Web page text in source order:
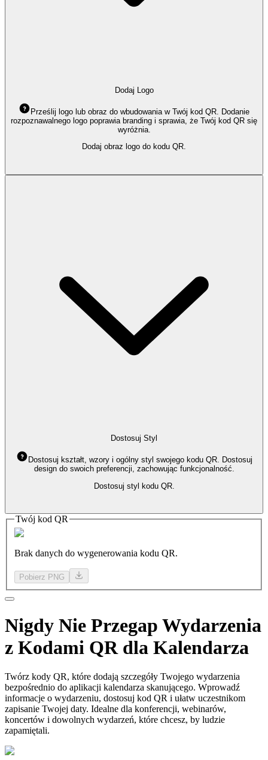
Dodaj Logo
Prześlij logo lub obraz do wbudowania w Twój kod QR. Dodanie
rozpoznawalnego logo poprawia branding i sprawia, że Twój kod QR się
wyróżnia.
Dodaj obraz logo do kodu QR.
Dostosuj Styl
Dostosuj kształt, wzory i ogólny styl swojego kodu QR. Dostosuj
design do swoich preferencji, zachowując funkcjonalność.
Dostosuj styl kodu QR.
Twój kod QR
Brak danych do wygenerowania kodu QR.
Pobierz PNG
Nigdy Nie Przegap Wydarzenia
z Kodami QR dla Kalendarza
Twórz kody QR, które dodają szczegóły Twojego wydarzenia
bezpośrednio do aplikacji kalendarza skanującego. Wprowadź
informacje o wydarzeniu, dostosuj kod QR i ułatw uczestnikom
zapisanie Twojej daty. Idealne dla konferencji, webinarów,
koncertów i dowolnych wydarzeń, które chcesz, by ludzie
zapamiętali.